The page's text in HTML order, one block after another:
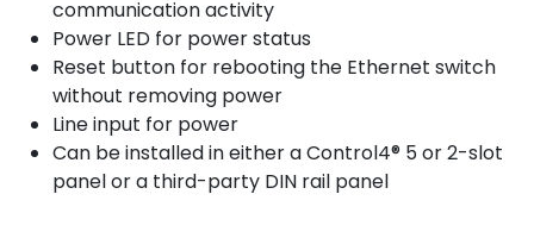
communication activity
Power LED for power status
Reset button for rebooting the Ethernet switch
without removing power
Line input for power
Can be installed in either a Control4® 5 or 2-slot
panel or a third-party DIN rail panel